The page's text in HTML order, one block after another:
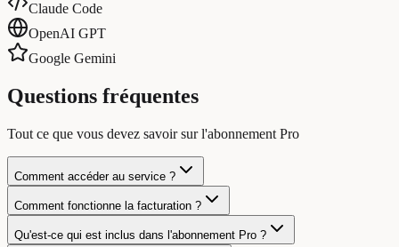
Claude Code
OpenAI GPT
Google Gemini
Questions fréquentes
Tout ce que vous devez savoir sur l'abonnement Pro
Comment accéder au service ?
Comment fonctionne la facturation ?
Qu'est-ce qui est inclus dans l'abonnement Pro ?